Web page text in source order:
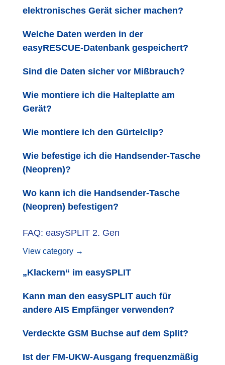
elektronisches Gerät sicher machen?
Welche Daten werden in der
easyRESCUE-Datenbank gespeichert?
Sind die Daten sicher vor Mißbrauch?
Wie montiere ich die Halteplatte am
Gerät?
Wie montiere ich den Gürtelclip?
Wie befestige ich die Handsender-Tasche
(Neopren)?
Wo kann ich die Handsender-Tasche
(Neopren) befestigen?
FAQ: easySPLIT 2. Gen
View category →
„Klackern“ im easySPLIT
Kann man den easySPLIT auch für
andere AIS Empfänger verwenden?
Verdeckte GSM Buchse auf dem Split?
Ist der FM-UKW-Ausgang frequenzmäßig